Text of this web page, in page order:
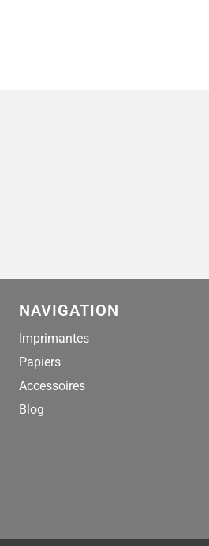
NAVIGATION
Imprimantes
Papiers
Accessoires
Blog